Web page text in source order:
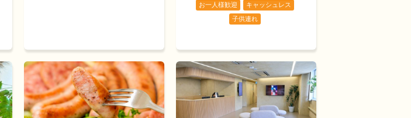
お一人様歓迎
キャッシュレス
子供連れ